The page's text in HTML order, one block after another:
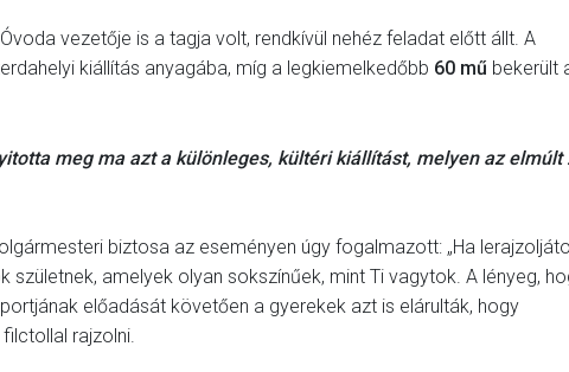
vezetője is a tagja volt, rendkívül nehéz feladat előtt állt. A
kiállítás anyagába, míg a legkiemelkedőbb 60 mű bekerült
meg ma azt a különleges, kültéri kiállítást, melyen az elmúlt
biztosa az eseményen úgy fogalmazott: „Ha
születnek, amelyek olyan sokszínűek, mint Ti vagytok. A lényeg,
előadását követően a gyerekek azt is elárulták, hogy
rajzolni.